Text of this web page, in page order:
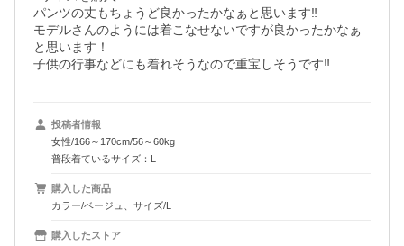
パンツの丈もちょうど良かったかなぁと思います‼︎
モデルさんのようには着こなせないですが良かったかなぁ
と思います！
投稿者情報
女性/166～170cm/56～60kg
普段着ているサイズ：L
購入した商品
カラー/ベージュ、サイズ/L
購入したストア